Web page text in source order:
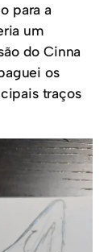
para a
um
do Cinna
os
traços